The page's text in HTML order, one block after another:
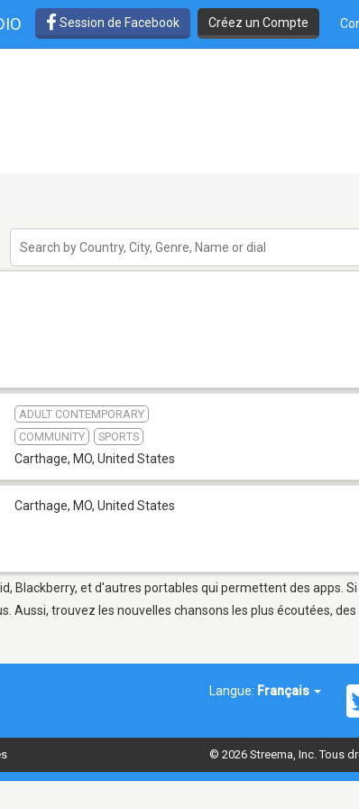
Session de Facebook Créez un Compte
ADULT CONTEMPORARY
COMMUNITY
SPORTS
Carthage, MO, United States
Carthage, MO, United States
Blackberry, et d'autres portables qui permettent des apps.
Aussi, trouvez les nouvelles chansons les plus écoutées,
Langue: Français
© 2026 Streema, Inc. Tous